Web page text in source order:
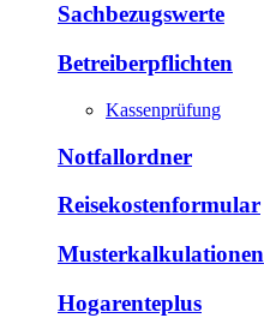
Sachbezugswerte
Betreiberpflichten
Kassenprüfung
Notfallordner
Reisekostenformular
Musterkalkulationen
Hogarenteplus